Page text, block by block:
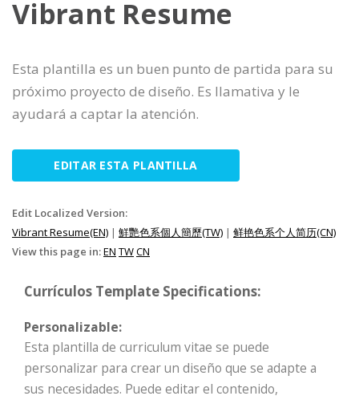
Vibrant Resume
Esta plantilla es un buen punto de partida para su
próximo proyecto de diseño. Es llamativa y le
ayudará a captar la atención.
EDITAR ESTA PLANTILLA
Edit Localized Version:
Vibrant Resume(EN) | 鮮艷色系個人簡歷(TW) | 鲜艳色系个人简历(CN)
View this page in:EN TWCN
Currículos Template Specifications:
Personalizable:
Esta plantilla de curriculum vitae se puede
personalizar para crear un diseño que se adapte a
sus necesidades. Puede editar el contenido,